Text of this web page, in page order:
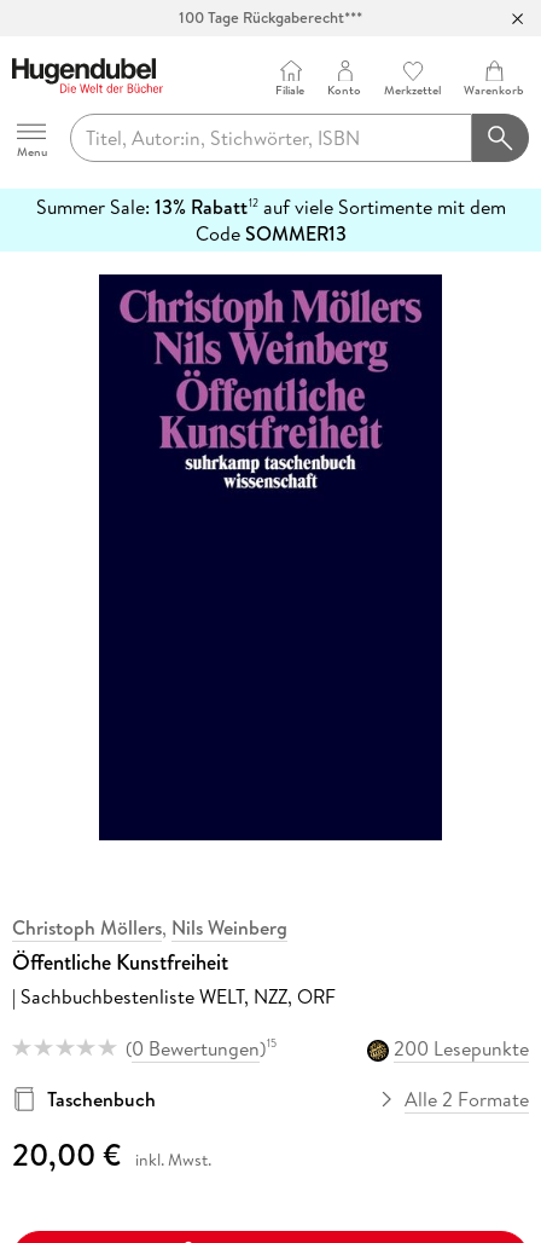
100 Tage Rückgaberecht***
Hugendubel
Menu
Filiale Konto Merkzettel Warenkorb
Summer Sale: 13% Rabatt12auf viele Sortimente mit dem
CodeSOMMER13
erfahren
Christoph Möllers, Nils Weinberg
Öffentliche Kunstfreiheit
| Sachbuchbestenliste WELT, NZZ, ORF
(0 Bewertungen)15
200 Lesepunkte
Taschenbuch
Alle 2 Formate
20,00 € inkl. Mwst.